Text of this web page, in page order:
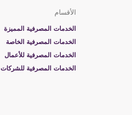
الأقسام
الخدمات المصرفية المميزة
الخدمات المصرفية الخاصة
الخدمات المصرفية للأعمال
الخدمات المصرفية للشركات